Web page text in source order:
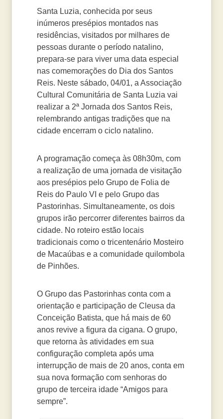
Santa Luzia, conhecida por seus
inúmeros presépios montados nas
residências, visitados por milhares de
pessoas durante o período natalino,
prepara-se para viver uma data especial
nas comemorações do Dia dos Santos
Reis. Neste sábado, 04/01, a Associação
Cultural Comunitária de Santa Luzia vai
realizar a 2ª Jornada dos Santos Reis,
relembrando antigas tradições que na
cidade encerram o ciclo natalino.
A programação começa às 08h30m, com
a realização de uma jornada de visitação
aos presépios pelo Grupo de Folia de
Reis do Paulo VI e pelo Grupo das
Pastorinhas. Simultaneamente, os dois
grupos irão percorrer diferentes bairros da
cidade. No roteiro estão locais
tradicionais como o tricentenário Mosteiro
de Macaúbas e a comunidade quilombola
de Pinhões.
O Grupo das Pastorinhas conta com a
orientação e participação de Cleusa da
Conceição Batista, que há mais de 60
anos revive a figura da cigana. O grupo,
que retorna às atividades em sua
configuração completa após uma
interrupção de mais de 20 anos, conta em
sua nova formação com senhoras do
grupo de terceira idade “Amigos para
sempre”.